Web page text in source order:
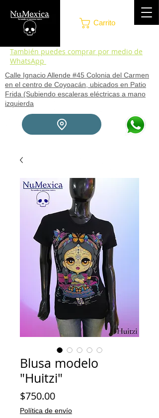
Carrito
También puedes comprar por medio de
WhatsApp
Calle Ignacio Allende #45 Colonia del Carmen
en el centro de Coyoacán, ubicados en Patio
Frida (Subiendo escaleras eléctricas a mano
izquierda
Blusa modelo
"Huitzi"
$750.00Precio
Política de envío